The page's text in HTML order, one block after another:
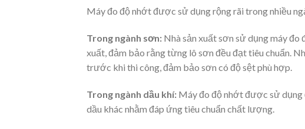
Máy đo độ nhớt được sử dụng rộng rãi trong nhiều
Trong ngành sơn: Nhà sản xuất sơn sử dụng máy
xuất, đảm bảo rằng từng lô sơn đều đạt tiêu chuẩn.
trước khi thi công, đảm bảo sơn có độ sệt phù hợp.
Trong ngành dầu khí: Máy đo độ nhớt được sử dụng
dầu khác nhằm đáp ứng tiêu chuẩn chất lượng.